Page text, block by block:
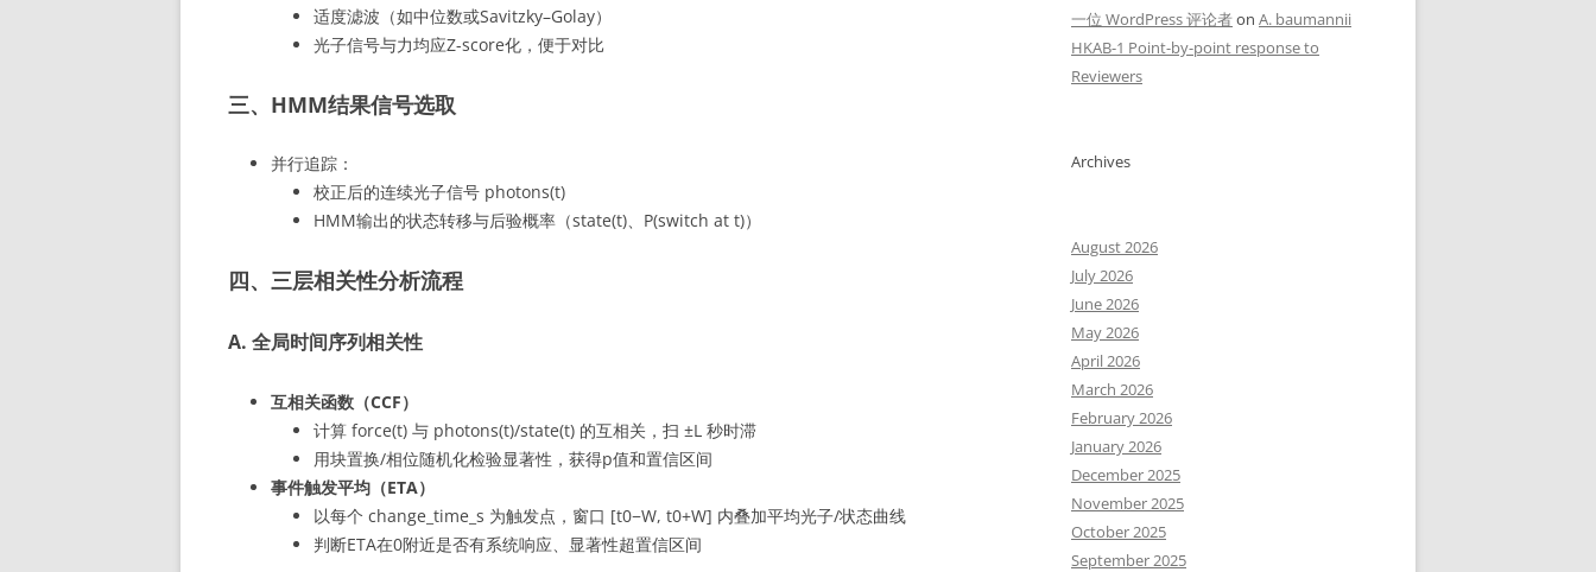
适度滤波（如中位数或Savitzky–Golay）
光子信号与力均应Z-score化，便于对比
三、HMM结果信号选取
并行追踪：
校正后的连续光子信号 photons(t)
HMM输出的状态转移与后验概率（state(t)、P(switch at t)）
四、三层相关性分析流程
A. 全局时间序列相关性
互相关函数（CCF）
计算 force(t) 与 photons(t)/state(t) 的互相关，扫 ±L 秒时滞
用块置换/相位随机化检验显著性，获得p值和置信区间
事件触发平均（ETA）
以每个 change_time_s 为触发点，窗口 [t0−W, t0+W] 内叠加平均光子/状态曲线
判断ETA在0附近是否有系统响应、显著性超置信区间
一位 WordPress 评论者on A. baumannii
HKAB-1 Point-by-point response to
Reviewers
Archives
August 2026
July 2026
June 2026
May 2026
April 2026
March 2026
February 2026
January 2026
December 2025
November 2025
October 2025
September 2025